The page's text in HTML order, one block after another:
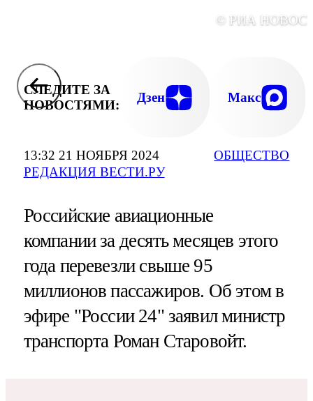
13:32 21 НОЯБРЯ 2024
РЕДАКЦИЯ ВЕСТИ.РУ
ОБЩЕСТВО
© РИА
СЛЕДИТЕ ЗА
НОВОСТЯМИ:
Дзен Макс
Российские авиационные
компании за десять месяцев этого
года перевезли свыше 95
миллионов пассажиров. Об этом в
эфире "России 24" заявил министр
транспорта Роман Старовойт.